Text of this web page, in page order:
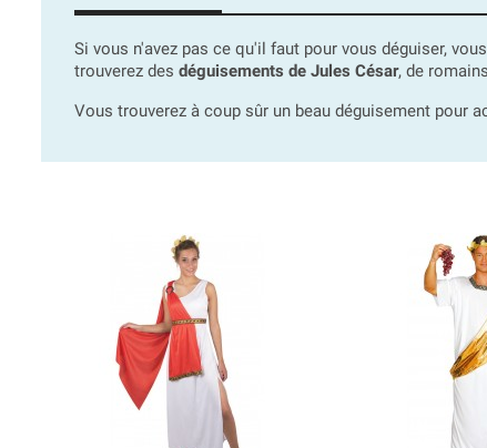
Si vous n'avez pas ce qu'il faut pour vous déguiser,
trouverez des déguisements de Jules César, de
Vous trouverez à coup sûr un beau déguisement pour